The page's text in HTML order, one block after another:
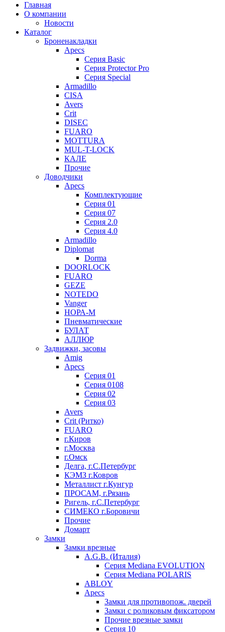
Главная
О компании
Новости
Каталог
Броненакладки
Apecs
Серия Basic
Серия Protector Pro
Серия Special
Armadillo
CISA
Avers
Crit
DISEC
FUARO
MOTTURA
MUL-T-LOCK
КАЛЕ
Прочие
Доводчики
Apecs
Комплектующие
Серия 01
Серия 07
Серия 2.0
Серия 4.0
Armadillo
Diplomat
Dorma
DOORLOCK
FUARO
GEZE
NOTEDO
Vanger
НОРА-М
Пневматические
БУЛАТ
АЛЛЮР
Задвижки, засовы
Amig
Apecs
Серия 01
Серия 0108
Серия 02
Серия 03
Avers
Crit (Ритко)
FUARO
г.Киров
г.Москва
г.Омск
Делга, г.С.Петербург
КЭМЗ г.Ковров
Металлист г.Кунгур
ПРОСАМ, г.Рязань
Ригель, г.С.Петербург
СИМЕКО г.Боровичи
Прочие
Домарт
Замки
Замки врезные
A.G.B. (Италия)
Серия Mediana EVOLUTION
Серия Mediana POLARIS
ABLOY
Apecs
Замки для противопож. дверей
Замки с роликовым фиксатором
Прочие врезные замки
Серия 10